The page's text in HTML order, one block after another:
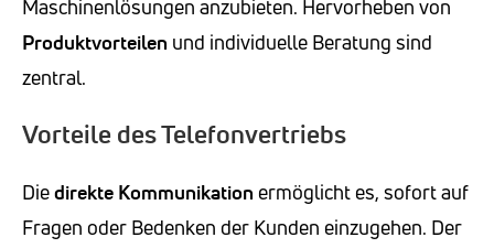
Maschinenlösungen anzubieten. Hervorheben von
Produktvorteilen und individuelle Beratung sind
zentral.
Vorteile des Telefonvertriebs
Diedirekte Kommunikation ermöglicht es, sofort auf
Fragen oder Bedenken der Kunden einzugehen. Der